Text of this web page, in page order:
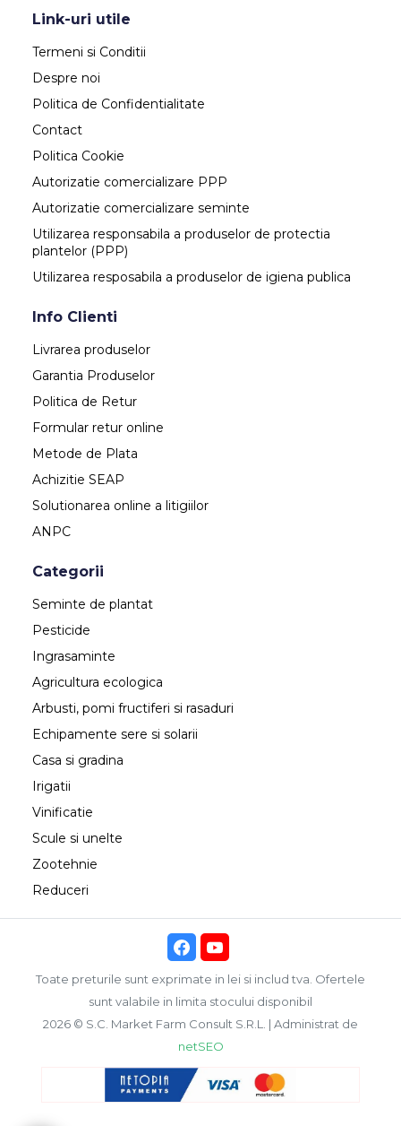
Link-uri utile
Termeni si Conditii
Despre noi
Politica de Confidentialitate
Contact
Politica Cookie
Autorizatie comercializare PPP
Autorizatie comercializare seminte
Utilizarea responsabila a produselor de protectia
plantelor (PPP)
Utilizarea resposabila a produselor de igiena publica
Info Clienti
Livrarea produselor
Garantia Produselor
Politica de Retur
Formular retur online
Metode de Plata
Achizitie SEAP
Solutionarea online a litigiilor
ANPC
Categorii
Seminte de plantat
Pesticide
Ingrasaminte
Agricultura ecologica
Arbusti, pomi fructiferi si rasaduri
Echipamente sere si solarii
Casa si gradina
Irigatii
Vinificatie
Scule si unelte
Zootehnie
Reduceri
Toate preturile sunt exprimate in lei si includ tva. Ofertele
sunt valabile in limita stocului disponibil
2026 © S.C. Market Farm Consult S.R.L. | Administrat de
netSEO